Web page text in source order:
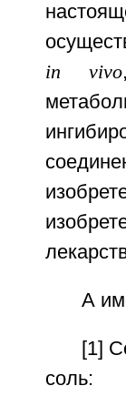
in vivo
А
[1]
соль: